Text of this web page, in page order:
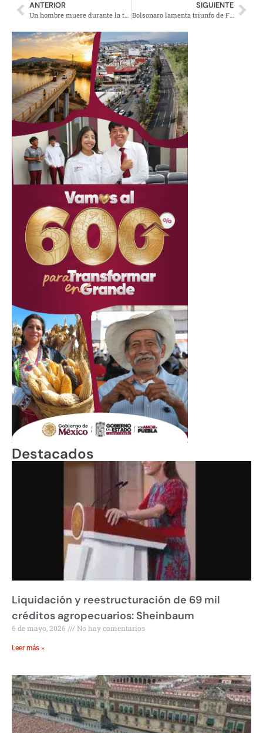
ANTERIOR
Un hombre muere durante la tormenta eléctrica de la capital
SIGUIENTE
Bolsonaro lamenta triunfo de Fernández en Argentina, no lo felicitará
Destacados
Liquidación y reestructuración de 69 mil
créditos agropecuarios: Sheinbaum
6 de mayo, 2026 No hay comentarios
Leer más »